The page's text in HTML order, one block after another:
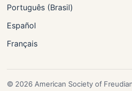
Português (Brasil)
Español
Français
© 2026 American Society of